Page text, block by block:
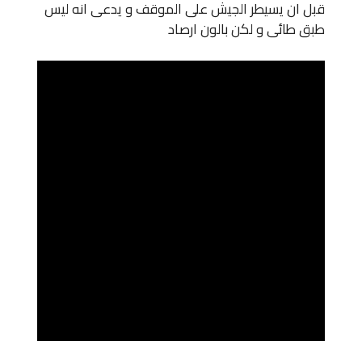
قبل ان يسيطر الجيش على الموقف و يدعى انه ليس
طبق طائى و لكن بالون ارصاد